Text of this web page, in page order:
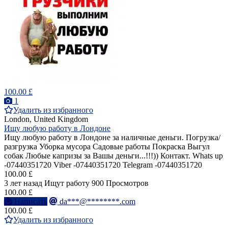
100.00 £
1
Удалить из избранного
London, United Kingdom
Ищу любую работу в Лондоне
Ищу любую работу в Лондоне за наличные деньги. Погрузка/
разгрузка Уборка мусора Садовые работы Покраска Выгул
собак Любые капризы за Вашы деньги...!!!)) Контакт. Whats up
-07440351720 Viber -07440351720 Telegram -07440351720
100.00 £
3 лет назад Ищут работу 900 Просмотров
100.00 £
Написать
da***@********.com
100.00 £
Удалить из избранного